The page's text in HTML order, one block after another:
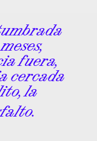
fuera,
cercada
la